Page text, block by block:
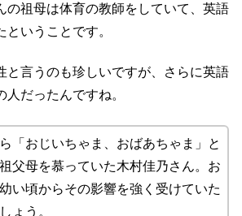
の祖母は体育の教師をしていて、英語
ということです。
と言うのも珍しいですが、さらに英語
人だったんですね。
「おじいちゃま、おばあちゃま」と
父母を慕っていた木村佳乃さん。お
い頃からその影響を強く受けていた
ょう。